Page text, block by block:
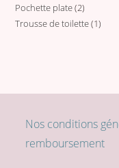
Pochette plate 22
produits
Trousse de toilette 11
Nos conditions
remboursement